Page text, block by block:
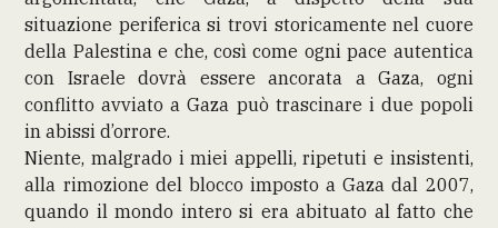
situazione periferica si trovi storicamente nel cuore
della Palestina e che, così come ogni pace autentica
con Israele dovrà essere ancorata a Gaza, ogni
conflitto avviato a Gaza può trascinare i due popoli
in abissi d’orrore.
Niente, malgrado i miei appelli, ripetuti e insistenti,
alla rimozione del blocco imposto a Gaza dal 2007,
quando il mondo intero si era abituato al fatto che